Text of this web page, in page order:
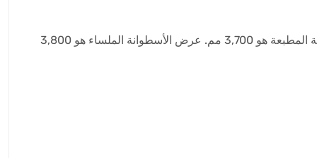
شكل الأسطوانة: الأسطوانة العلوية هي أسطوانة بنمط مطبوع، والأسطوانة السفلية أسطوانة ملساء. العرض الفعّال للنمط على الأسطوانة المطبعة هو 3,700 مم. عرض الأسطوانة الملساء هو 3,800